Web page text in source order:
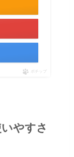
ポチップ
やすさ